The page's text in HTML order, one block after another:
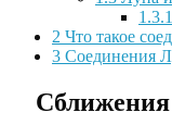
1.3.1
2 Что такое
3 Соединения
Сближения